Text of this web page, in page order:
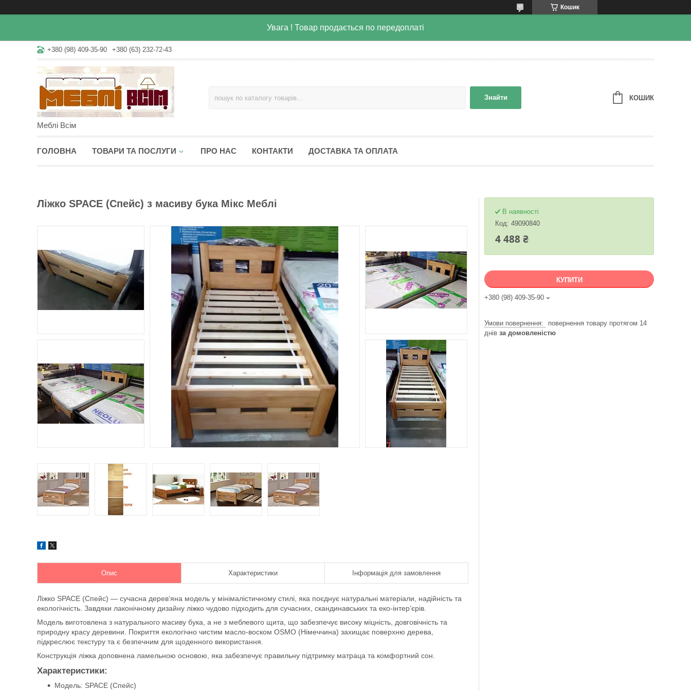
Кошик
Увага ! Товар продається по передоплаті
+380 (98) 409-35-90 +380 (63) 232-72-43
Меблі Всім
Знайти КОШИК
ГОЛОВНА ТОВАРИ ТА ПОСЛУГИ ПРО НАС КОНТАКТИ ДОСТАВКА ТА ОПЛАТА
Ліжко SPACE (Спейс) з масиву бука Мікс Меблі
Опис Характеристики Інформація для замовлення
Ліжко SPACE (Спейс) — сучасна дерев’яна модель у мінімалістичному стилі, яка поєднує натуральні матеріали, надійність та
екологічність. Завдяки лаконічному дизайну ліжко чудово підходить для сучасних, скандинавських та еко-інтер’єрів.
Модель виготовлена з натурального масиву бука, а не з меблевого щита, що забезпечує високу міцність, довговічність та
природну красу деревини. Покриття екологічно чистим масло-воском OSMO (Німеччина) захищає поверхню дерева,
підкреслює текстуру та є безпечним для щоденного використання.
Конструкція ліжка доповнена ламельною основою, яка забезпечує правильну підтримку матраца та комфортний сон.
Характеристики:
Модель: SPACE (Спейс)
В наявності
Код: 49090840
4 488 ₴
КУПИТИ
+380 (98) 409-35-90
повернення товару протягом 14
днів за домовленістю